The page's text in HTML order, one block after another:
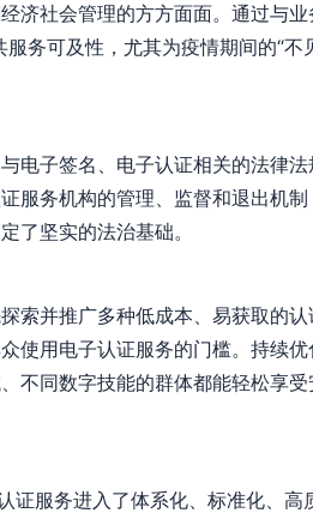
济社会管理的方方面面。通过与
务可及性，尤其为疫情期间的“
电子签名、电子认证相关的法律
服务机构的管理、监督和退出机
了坚实的法治基础。
索并推广多种低成本、易获取的认
使用电子认证服务的门槛。持续
不同数字技能的群体都能轻松享
证服务进入了体系化、标准化、